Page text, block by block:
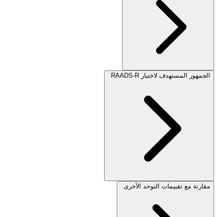
الجمهور المستهدف لاختبار RAADS-R
مقارنة مع تقييمات التوحد الأخرى